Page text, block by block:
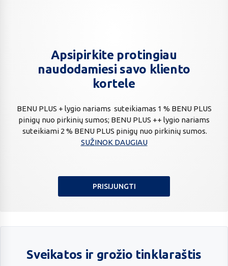
Apsipirkite protingiau
naudodamiesi savo kliento
kortele
BENU PLUS + lygio nariams suteikiamas 1 % BENU PLUS
pinigų nuo pirkinių sumos; BENU PLUS ++ lygio nariams
suteikiami 2 % BENU PLUS pinigų nuo pirkinių sumos.
SUŽINOK DAUGIAU
PRISIJUNGTI
Apsipirkite
protingiau
naudodamiesi
savo
kortele
Sveikatos ir grožio tinklaraštis